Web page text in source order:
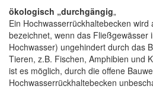
ökologisch „durchgängig„
Ein Hochwasserrückhaltebecken
bezeichnet, wenn das Fließgewässer
Hochwasser) ungehindert durch das
Tieren, z.B. Fischen, Amphibien und
ist es möglich, durch die offene
Hochwasserrückhaltebecken